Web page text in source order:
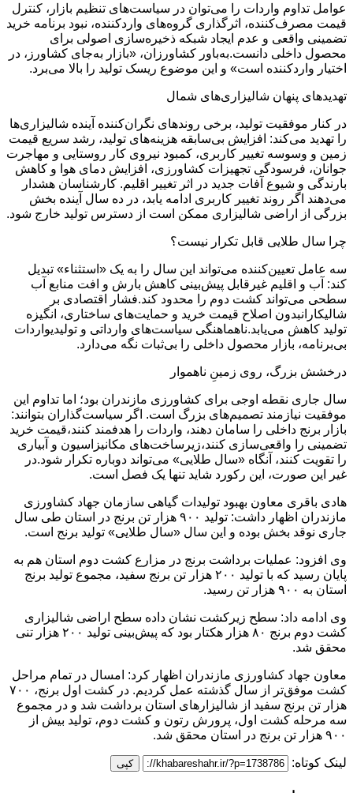
عوامل تداوم واردات را می‌توان در سیاست‌های تنظیم بازار، کنترل
قیمت مصرف‌کننده، اثرگذاری گروه‌های واردکننده، نبود برنامه خرید
تضمینی واقعی و عدم ایجاد شبکه ذخیره‌سازی اصولی برای
محصول داخلی دانست.به‌باور کشاورزان، «بازار به‌جای کشاورز، در
اختیار واردکننده است» و این موضوع ریسک تولید را بالا می‌برد.
تهدیدهای پنهان شالیزاری‌های شمال
در کنار موفقیت تولید، برخی روندهای نگران‌کننده آینده شالیزاری‌ها
را تهدید می‌کند: افزایش بی‌سابقه هزینه‌های تولید، رشد سریع قیمت
زمین و وسوسه تغییر کاربری، کمبود نیروی کار روستایی و مهاجرت
جوانان، فرسودگی تجهیزات کشاورزی، افزایش دمای هوا و کاهش
بارندگی و شیوع آفات جدید در اثر تغییر اقلیم. کارشناسان هشدار
می‌دهند اگر روند تغییر کاربری ادامه یابد، در ده سال آینده بخش
بزرگی از اراضی شالیزاری ممکن است از دسترس تولید خارج شود.
چرا سال طلایی قابل تکرار نیست؟
سه عامل تعیین‌کننده می‌تواند این سال را به یک «استثناء» تبدیل
کند: آب و اقلیم غیرقابل پیش‌بینی کاهش بارش و افت منابع آب
سطحی می‌تواند کشت دوم را محدود کند.فشار اقتصادی بر
شالیکارانبدون اصلاح قیمت خرید و حمایت‌های ساختاری، انگیزه
تولید کاهش می‌یابد.ناهماهنگی سیاست‌های وارداتی و تولیدیواردات
بی‌برنامه، بازار محصول داخلی را بی‌ثبات نگه می‌دارد.
درخشش بزرگ، روی زمینِ ناهموار
سال جاری نقطه اوجی برای کشاورزی مازندران بود؛ اما تداوم این
موفقیت نیازمند تصمیم‌های بزرگ است. اگر سیاست‌گذاران بتوانند:
بازار برنج داخلی را سامان دهند، واردات را هدفمند کنند،قیمت خرید
تضمینی را واقعی‌سازی کنند،زیرساخت‌های مکانیزاسیون و آبیاری
را تقویت کنند، آنگاه «سال طلایی» می‌تواند دوباره تکرار شود.در
غیر این صورت، این رکورد شاید تنها یک فصل است.
هادی باقری معاون بهبود تولیدات گیاهی سازمان جهاد کشاورزی
مازندران اظهار داشت: تولید ۹۰۰ هزار تن برنج در استان طی سال
جاری نوقد بخش بوده و این سال «سال طلایی» تولید برنج است.
وی افزود: عملیات برداشت برنج در مزارع کشت دوم استان هم به
پایان رسید که با تولید ۲۰۰ هزار تن برنج سفید، مجموع تولید برنج
استان به ۹۰۰ هزار تن رسید.
وی ادامه داد: سطح زیرکشت نشان داده سطح اراضی شالیزاری
کشت دوم برنج ۸۰ هزار هکتار بود که پیش‌بینی تولید ۲۰۰ هزار تنی
محقق شد.
معاون جهاد کشاورزی مازندران اظهار کرد: امسال در تمام مراحل
کشت موفق‌تر از سال گذشته عمل کردیم. در کشت اول برنج، ۷۰۰
هزار تن برنج سفید از شالیزارهای استان برداشت شد و در مجموع
سه مرحله کشت اول، پرورش رتون و کشت دوم، تولید بیش از
۹۰۰ هزار تن برنج در استان محقق شد.
لینک کوتاه: کپی